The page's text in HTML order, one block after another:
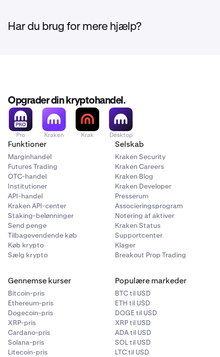
Har du brug for mere hjælp?
Opgrader din kryptohandel.
Pro Kraken Krak Desktop
Funktioner
Marginhandel
Futures Trading
OTC-handel
Institutioner
API-handel
Kraken API-center
Staking-belønninger
Send penge
Tilbagevendende køb
Køb krypto
Sælg krypto
Selskab
Kraken Security
Kraken Careers
Kraken Blog
Kraken Developer
Presserum
Associeringsprogram
Notering af aktiver
Kraken Status
Supportcenter
Klager
Breakout Prop Trading
Gennemse kurser
Bitcoin-pris
Ethereum-pris
Dogecoin-pris
XRP-pris
Cardano-pris
Solana-pris
Litecoin-pris
Populære markeder
BTC til USD
ETH til USD
DOGE til USD
XRP til USD
ADA til USD
SOL til USD
LTC til USD